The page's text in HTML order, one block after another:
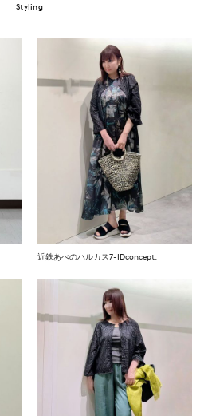
Styling
近鉄あべのハルカス7-IDconcept.